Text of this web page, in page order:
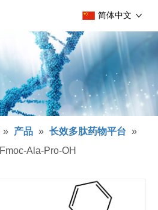
简体中文
» 产品 » 长效多肽药物平台 »
Fmoc-Ala-Pro-OH